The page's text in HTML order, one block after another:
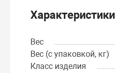
Характеристики
Вес
Вес (с упаковкой, кг)
Класс изделия